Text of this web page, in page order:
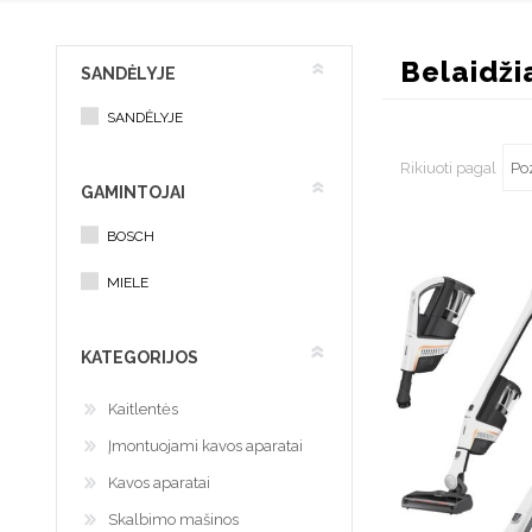
Belaidžiai dulkių siurbliai-
Šaldytuvai ir šaldikliai
Įmontuojami šaldytuvai
priedai
Kepsninių priedai
Liebherr
Rikiuoti pagal
SANDĖLYJE
SANDĖLYJE
GAMINTOJAI
BOSCH
MIELE
KATEGORIJOS
Kaitlentės
Įmontuojami kavos aparatai
Kavos aparatai
Skalbimo mašinos